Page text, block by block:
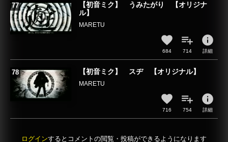
【初音ミク】 うみたがり 【オリジナ
ル】
MARETU
684 714
info
詳細
【初音ミク】 スヂ 【オリジナル】
MARETU
716 754
info
詳細
ログインするとコメントの閲覧・投稿ができるようになります